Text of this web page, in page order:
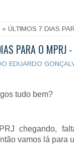
» ÚLTIMOS 7 DIAS
PARA O MPRJ
EDUARDO
tudo bem?
chegando,
vamos lá para